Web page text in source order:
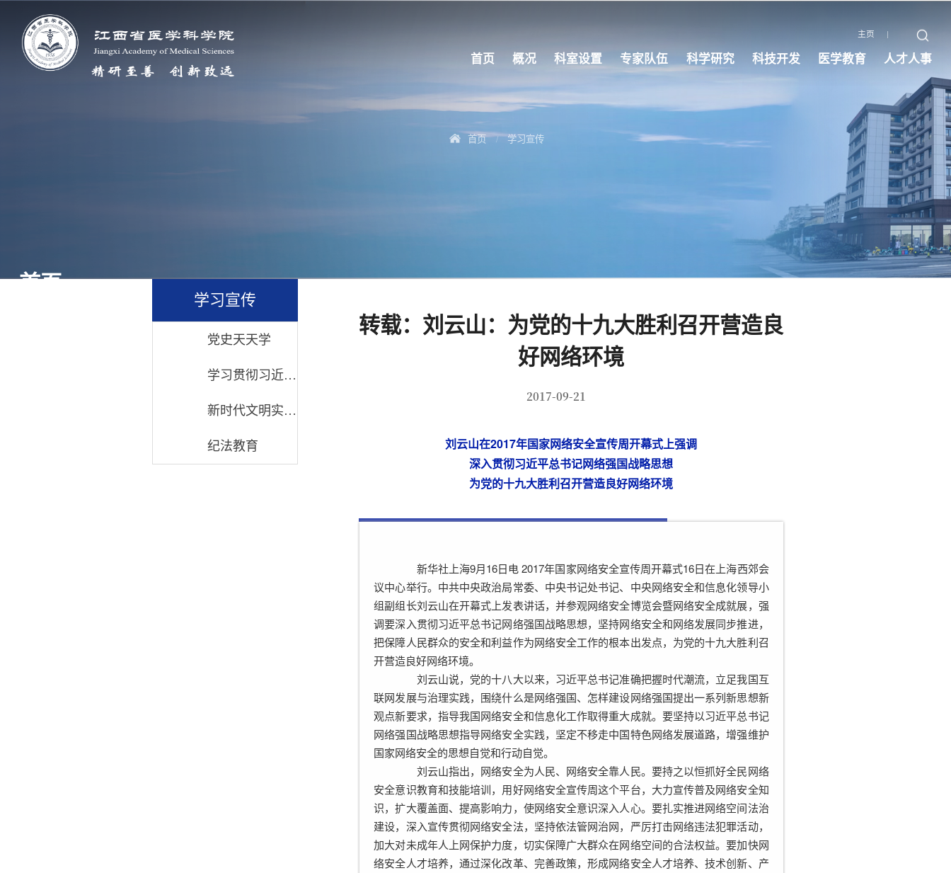
主页
首页 概况 科室设置 专家队伍 科学研究 科技开发 医学教育 人才人事
首页
首页 / 学习宣传
学习宣传
党史天天学
学习贯彻习近平新时代中国特色社会主义思想
新时代文明实践中心
纪法教育
转载：刘云山：为党的十九大胜利召开营造良
好网络环境
2017-09-21
刘云山在2017年国家网络安全宣传周开幕式上强调
深入贯彻习近平总书记网络强国战略思想
为党的十九大胜利召开营造良好网络环境
新华社上海9月16日电 2017年国家网络安全宣传周开幕式16日在上海西郊会
议中心举行。中共中央政治局常委、中央书记处书记、中央网络安全和信息化领导小
组副组长刘云山在开幕式上发表讲话，并参观网络安全博览会暨网络安全成就展，强
调要深入贯彻习近平总书记网络强国战略思想，坚持网络安全和网络发展同步推进，
把保障人民群众的安全和利益作为网络安全工作的根本出发点，为党的十九大胜利召
开营造良好网络环境。
刘云山说，党的十八大以来，习近平总书记准确把握时代潮流，立足我国互
联网发展与治理实践，围绕什么是网络强国、怎样建设网络强国提出一系列新思想新
观点新要求，指导我国网络安全和信息化工作取得重大成就。要坚持以习近平总书记
网络强国战略思想指导网络安全实践，坚定不移走中国特色网络发展道路，增强维护
国家网络安全的思想自觉和行动自觉。
刘云山指出，网络安全为人民、网络安全靠人民。要持之以恒抓好全民网络
安全意识教育和技能培训，用好网络安全宣传周这个平台，大力宣传普及网络安全知
识，扩大覆盖面、提高影响力，使网络安全意识深入人心。要扎实推进网络空间法治
建设，深入宣传贯彻网络安全法，坚持依法管网治网，严厉打击网络违法犯罪活动，
加大对未成年人上网保护力度，切实保障广大群众在网络空间的合法权益。要加快网
络安全人才培养，通过深化改革、完善政策，形成网络安全人才培养、技术创新、产